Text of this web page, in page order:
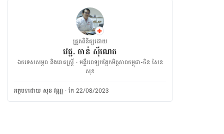
ត្រួតពិនិត្យដោយ
វេជ្ជ. ចាន់ ស៊ីណេត
ឯកទេសសម្ភព និងរោគស្ត្រី · ម​ន្ទីរពេទ្យបង្អែកមិត្តភាពកម្ពុជា-ចិន សែន
សុខ
អត្ថបទ​ដោយ សុខ វណ្ណ ·កែ 22/08/2023